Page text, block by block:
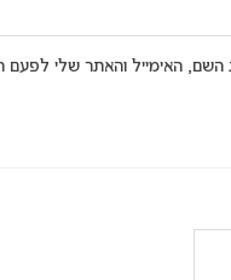
האימייל והאתר שלי לפעם